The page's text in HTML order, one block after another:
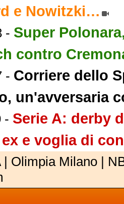
e Nowitzki…
- Super
contro
- Corriere dello
un'avversaria
- Serie A: derby
e voglia di
Olimpia Milano |